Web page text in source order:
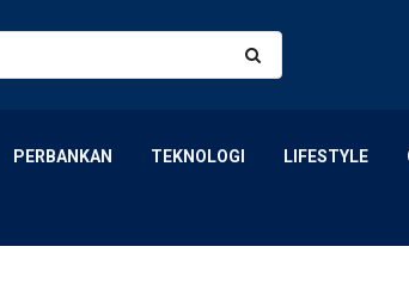
PERBANKAN TEKNOLOGI LIFESTYLE